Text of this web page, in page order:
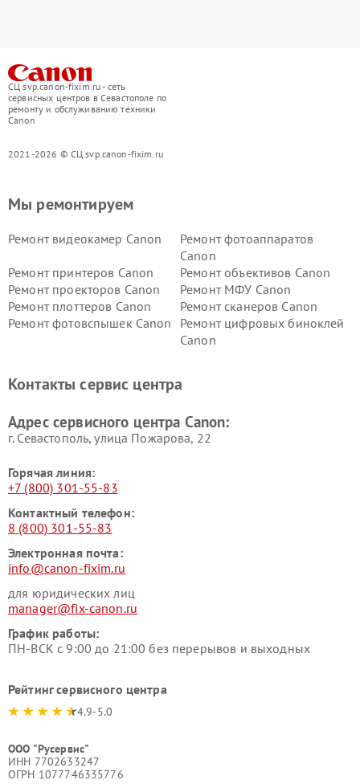
СЦ svp.canon-fixim.ru - сеть
сервисных центров в Севастополе по
ремонту и обслуживанию техники
Canon
2021-2026 © СЦ svp.canon-fixim.ru
Мы ремонтируем
Ремонт видеокамер Canon
Ремонт фотоаппаратов
Canon
Ремонт принтеров Canon
Ремонт объективов Canon
Ремонт проекторов Canon
Ремонт МФУ Canon
Ремонт плоттеров Canon
Ремонт сканеров Canon
Ремонт фотовспышек Canon
Ремонт цифровых биноклей
Canon
Контакты сервис центра
Адрес сервисного центра Canon:
г. Севастополь, улица Пожарова, 22
Горячая линия:
+7 (800) 301-55-83
Контактный телефон:
8 (800) 301-55-83
Электронная почта:
info@canon-fixim.ru
для юридических лиц
manager@fix-canon.ru
График работы:
ПН-ВСК с 9:00 до 21:00 без перерывов и выходных
Рейтинг сервисного центра
4.9-5.0
ООО "Русервис"
ИНН 7702633247
ОГРН 1077746335776